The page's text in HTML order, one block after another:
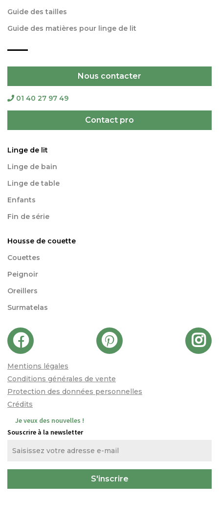
Guide des tailles
Guide des matières pour linge de lit
Nous contacter
01 40 27 97 49
Contact pro
Linge de lit
Linge de bain
Linge de table
Enfants
Fin de série
Housse de couette
Couettes
Peignoir
Oreillers
Surmatelas
Mentions légales
Conditions générales de vente
Protection des données personnelles
Crédits
Je veux des nouvelles !
Souscrire à la newsletter